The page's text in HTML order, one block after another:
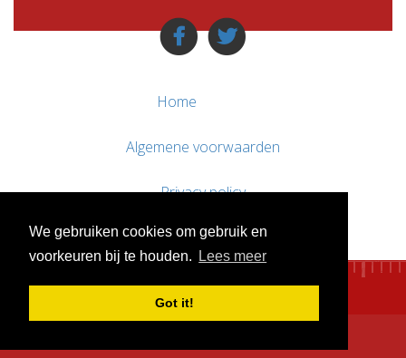
We gebruiken cookies om gebruik en
voorkeuren bij te houden.
Lees meer
Got it!
Home
Algemene voorwaarden
Privacy policy
Contact / Support